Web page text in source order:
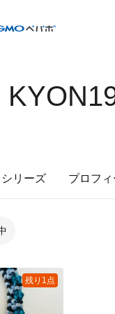
シリーズ プロフ
残り1点